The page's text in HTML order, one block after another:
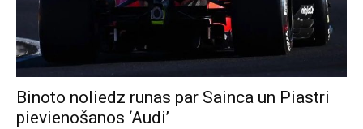
Binoto noliedz runas par Sainca un Piastri
pievienošanos ‘Audi’